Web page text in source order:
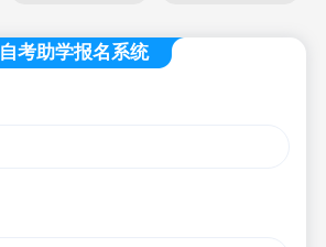
自考助学报名系统